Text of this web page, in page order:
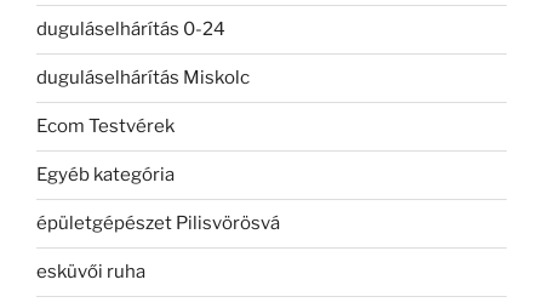
duguláselhárítás 0-24
duguláselhárítás Miskolc
Ecom Testvérek
Egyéb kategória
épületgépészet Pilisvörösvá
esküvői ruha